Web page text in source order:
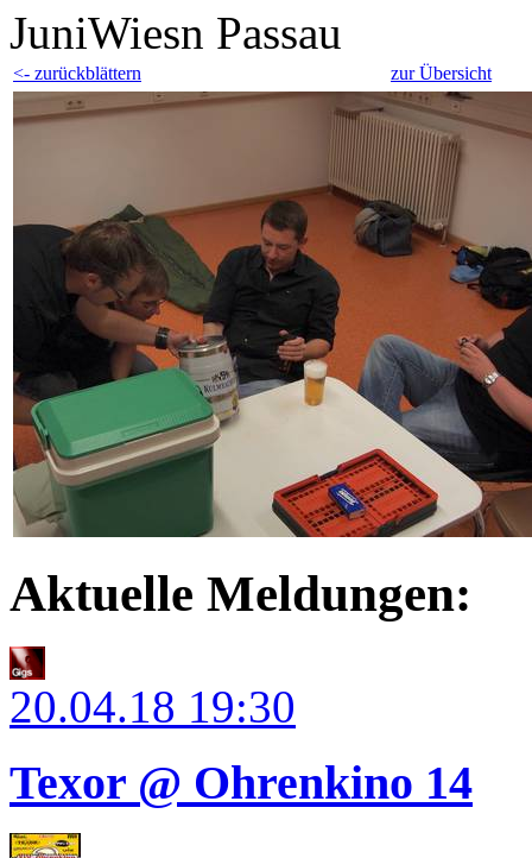
JuniWiesn Passau
<- zurückblättern zur Übersicht
Aktuelle Meldungen:
20.04.18 19:30
Texor @ Ohrenkino 14